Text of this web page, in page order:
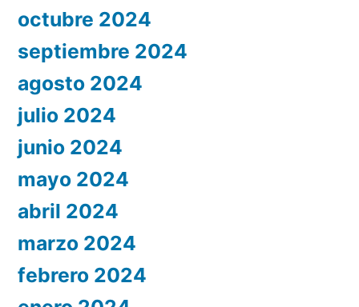
octubre 2024
septiembre 2024
agosto 2024
julio 2024
junio 2024
mayo 2024
abril 2024
marzo 2024
febrero 2024